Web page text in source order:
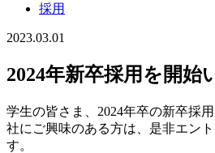
採用
2023.03.01
2024年新卒採用を開始
学生の皆さま、2024年卒の新卒採
社にご興味のある方は、是非エン
す。